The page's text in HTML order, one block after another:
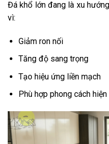
Đá khổ lớn đang là xu
vì:
Giảm ron nối
Tăng độ sang trọng
Tạo hiệu ứng liền mạch
Phù hợp phong cách